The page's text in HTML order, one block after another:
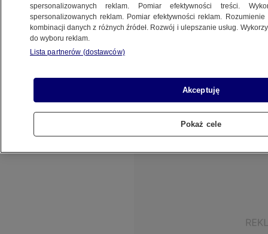
Udostępnij
Wtorkowa sesja na Wall Street przebiegała pod
temat zbliżającej się podwyżki stóp
procentowych w USA oraz umacniający się
dolar.
spersonalizowanych reklam. Pomiar efektywności treści.
spersonalizowanych reklam. Pomiar efektywności reklam.
kombinacji danych z różnych źródeł. Rozwój i ulepszanie usług.
do wyboru reklam.
Lista partnerów (dostawców)
Akceptuję
Pokaż cele